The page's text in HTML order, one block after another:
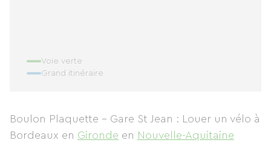
Voie verte
Grand itinéraire
Boulon Plaquette - Gare St Jean : Louer un vélo à
Bordeaux en Gironde en Nouvelle-Aquitaine